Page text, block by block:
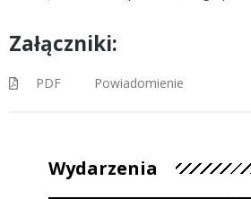
Załączniki:
PDF Powiadomienie
Wydarzenia